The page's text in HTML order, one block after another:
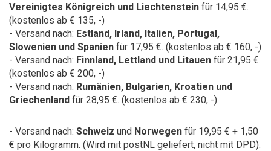
Vereinigtes Königreich und Liechtenstein für 14,95 €.
(kostenlos ab € 135, -)
- Versand nach: Estland, Irland, Italien, Portugal,
Slowenien und Spanien für 17,95 €. (kostenlos ab € 160, -)
- Versand nach: Finnland, Lettland und Litauen für 21,95 €.
(kostenlos ab € 200, -)
- Versand nach: Rumänien, Bulgarien, Kroatien und
Griechenland für 28,95 €. (kostenlos ab € 230, -)
- Versand nach: Schweiz und Norwegen für 19,95 € + 1,50
€ pro Kilogramm. (Wird mit postNL geliefert, nicht mit DPD).